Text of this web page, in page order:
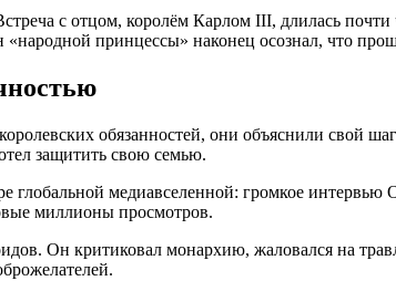
с отцом, королём Карлом III, длилась
принцессы» наконец осознал, что
обязанностей, они объяснили
защитить свою семью.
глобальной медиавселенной: громкое
миллионы просмотров.
Он критиковал монархию, жаловался на